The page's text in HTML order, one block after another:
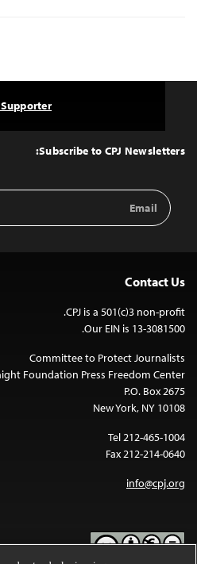
Top
Subscribe to CPJ Newsletters:
Email
Address
Supporter
Contact Us
CPJ is a 501(c)3 non-profit.
Our EIN is 13-3081500.
Committee to Protect Journalists
Foundation Press Freedom Center
P.O. Box 2675
New York, NY 10108
Tel 212-465-1004
Fax 212-214-0640
info@cpj.org